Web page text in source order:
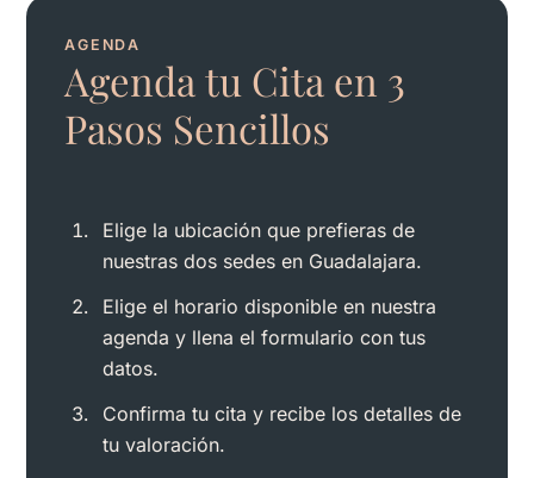
AGENDA
Agenda tu Cita en 3
Pasos Sencillos
Elige la ubicación que prefieras de
nuestras dos sedes en Guadalajara.
Elige el horario disponible en nuestra
agenda y llena el formulario con tus
datos.
Confirma tu cita y recibe los detalles de
tu valoración.